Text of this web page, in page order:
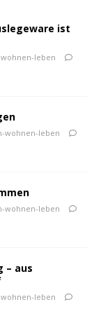
ist
leben
wohnen-leben
wohnen-leben
– aus
leben